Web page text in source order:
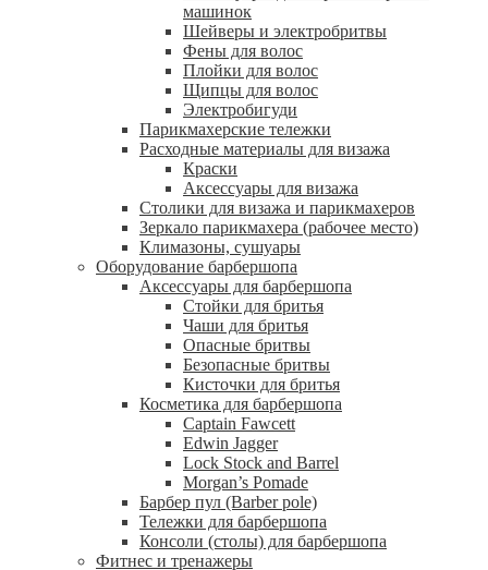
машинок
Шейверы и электробритвы
Фены для волос
Плойки для волос
Щипцы для волос
Электробигуди
Парикмахерские тележки
Расходные материалы для визажа
Краски
Аксессуары для визажа
Столики для визажа и парикмахеров
Зеркало парикмахера (рабочее место)
Климазоны, сушуары
Оборудование барбершопа
Аксессуары для барбершопа
Стойки для бритья
Чаши для бритья
Опасные бритвы
Безопасные бритвы
Кисточки для бритья
Косметика для барбершопа
Captain Fawcett
Edwin Jagger
Lock Stock and Barrel
Morgan’s Pomade
Барбер пул (Barber pole)
Тележки для барбершопа
Консоли (столы) для барбершопа
Фитнес и тренажеры